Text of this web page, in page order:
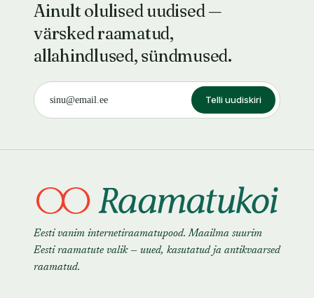
Ainult olulised uudised —
värsked raamatud,
allahindlused, sündmused.
Telli uudiskiri
Eesti vanim internetiraamatupood. Maailma suurim
Eesti raamatute valik — uued, kasutatud ja antikvaarsed
raamatud.